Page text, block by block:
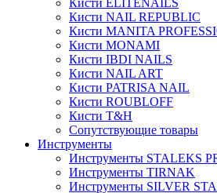
Кисти ELITENAILS
Кисти NAIL REPUBLIC
Кисти MANITA
Кисти MONAMI
Кисти IBDI NAILS
Кисти NAIL ART
Кисти PATRISA NAIL
Кисти ROUBLOFF
Кисти T&H
Сопутствующие товары
Инструменты
Инструменты STALEKS
Инструменты TIRNAK
Инструменты SILVER